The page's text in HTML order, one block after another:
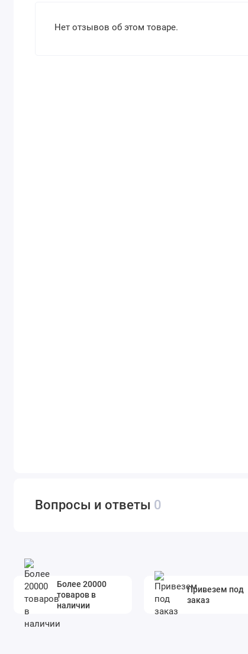
Нет отзывов об этом товаре.
Вопросы и ответы 0
Более 20000
товаров в
наличии
Привезем под
заказ